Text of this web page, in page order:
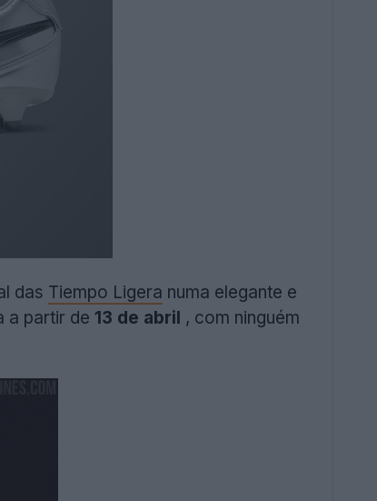
das Tiempo Ligera numa elegante e
a partir de 13 de abril , com ninguém